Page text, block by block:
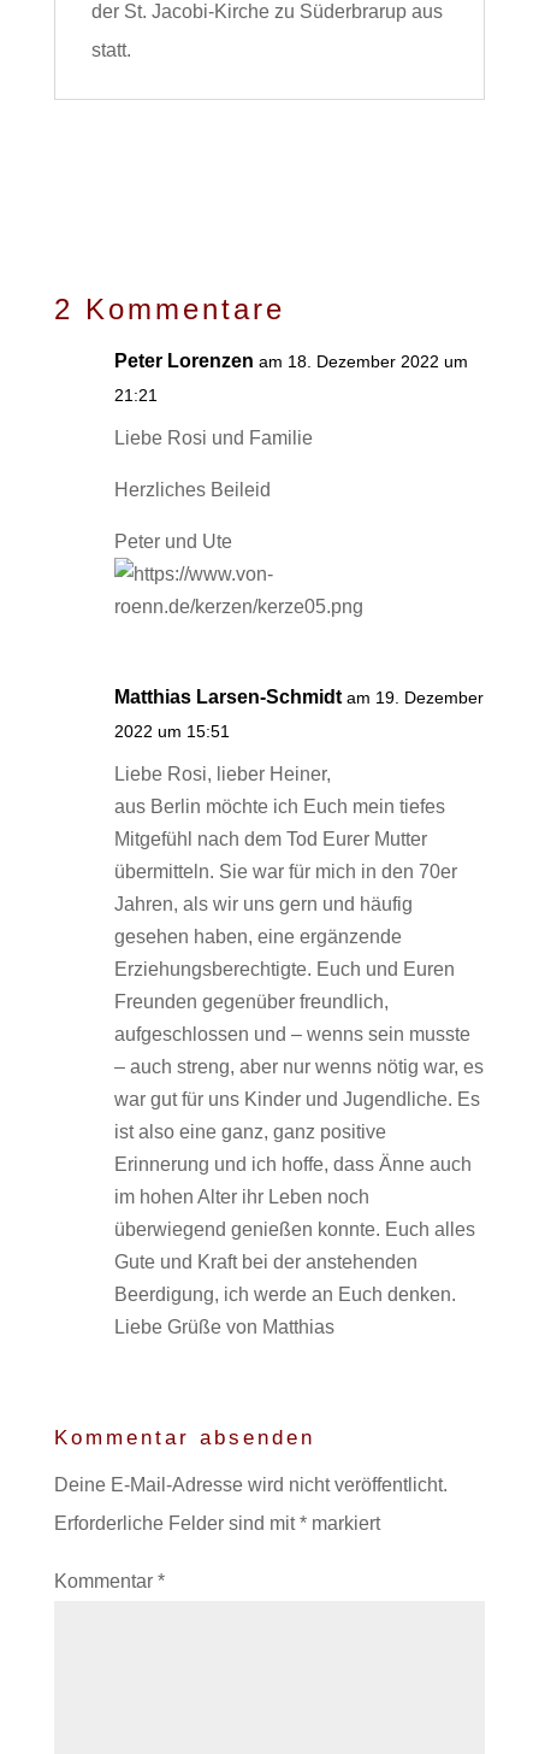
der St. Jacobi-Kirche zu Süderbrarup aus
statt.
2 Kommentare
Peter Lorenzen am 18. Dezember 2022 um
21:21
Liebe Rosi und Familie
Herzliches Beileid
Peter und Ute
Matthias Larsen-Schmidt am 19. Dezember
2022 um 15:51
Liebe Rosi, lieber Heiner,
aus Berlin möchte ich Euch mein tiefes
Mitgefühl nach dem Tod Eurer Mutter
übermitteln. Sie war für mich in den 70er
Jahren, als wir uns gern und häufig
gesehen haben, eine ergänzende
Erziehungsberechtigte. Euch und Euren
Freunden gegenüber freundlich,
aufgeschlossen und – wenns sein musste
– auch streng, aber nur wenns nötig war, es
war gut für uns Kinder und Jugendliche. Es
ist also eine ganz, ganz positive
Erinnerung und ich hoffe, dass Änne auch
im hohen Alter ihr Leben noch
überwiegend genießen konnte. Euch alles
Gute und Kraft bei der anstehenden
Beerdigung, ich werde an Euch denken.
Liebe Grüße von Matthias
Kommentar absenden
Deine E-Mail-Adresse wird nicht veröffentlicht.
Erforderliche Felder sind mit*markiert
Kommentar *